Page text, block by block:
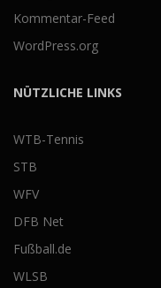
Kommentar-Feed
WordPress.org
NÜTZLICHE LINKS
WTB-Tennis
STB
WFV
DFB Net
Fußball.de
WLSB